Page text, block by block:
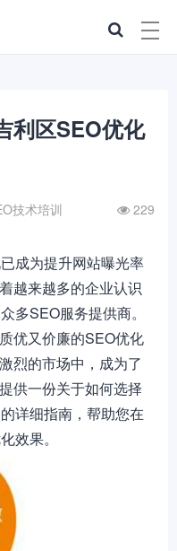
利区SEO优化
技术培训 229
成为提升网站曝光率
越来越多的企业认识
多SEO服务提供商。
优又价廉的SEO优化
烈的市场中，成为了
供一份关于如何选择
详细指南，帮助您在
效果。